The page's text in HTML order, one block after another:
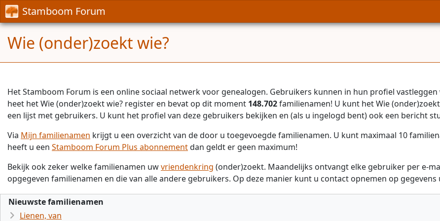
Stamboom Forum
Wie (onder)zoekt wie?
Het Stamboom Forum is een online sociaal netwerk voor genealogen. Gebruikers kunnen in hun profiel
heet het Wie (onder)zoekt wie? register en bevat op dit moment 148.702familienamen! U kunt het Wie
een lijst met gebruikers. U kunt het profiel van deze gebruikers bekijken en (als u ingelogd bent) ook een bericht
Via Mijn familienamen krijgt u een overzicht van de door u toegevoegde familienamen. U kunt maximaal 10
heeft u een Stamboom Forum Plus abonnementdan geldt er geen maximum!
Bekijk ook zeker welke familienamen uwvriendenkring (onder)zoekt. Maandelijks ontvangt elke gebruiker per e-
opgegeven familienamen en die van alle andere gebruikers. Op deze manier kunt u contact opnemen op
Nieuwste familienamen
Lienen, van